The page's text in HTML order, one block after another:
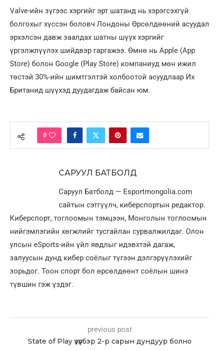
Valve-ийн зүгээс хэргийг эрт шатанд нь хэрэгсэхгүй
болгохыг хүссэн боловч Лондоны Өрсөлдөөний асуудал
эрхэлсэн давж заалдах шатны шүүх хэргийг
үргэлжлүүлэх шийдвэр гаргажээ. Өмнө нь Apple (App
Store) болон Google (Play Store) компаниуд мөн ижил
төстэй 30%-ийн шимтгэлтэй холбоотой асуудлаар Их
Британид шүүхэд дуудагдаж байсан юм.
0
САРУУЛ БАТБОЛД
Саруул Батболд — Esportmongolia.com
сайтын сэтгүүлч, киберспортын редактор.
Киберспорт, тоглоомын тэмцээн, Монголын тоглоомын
нийгэмлэгийн хөгжлийг тусгайлан сурвалжилдаг. Олон
улсын eSports-ийн үйл явдлыг идэвхтэй дагаж,
залуусын дунд кибер соёлыг түгээн дэлгэрүүлэхийг
зорьдог. Тоон спорт бол өрсөлдөөнт соёлын шинэ
түвшин гэж үздэг.
previous post
State of Play үзүүлбэр 2-р сарын дундуур болно